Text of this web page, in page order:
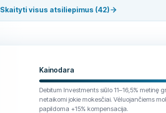
Skaityti visus atsiliepimus (42)
Kainodara
Debitum Investments siūlo 11–16,5% metinę
netaikomi jokie mokesčiai. Vėluojančiems
papildoma +15% kompensacija.